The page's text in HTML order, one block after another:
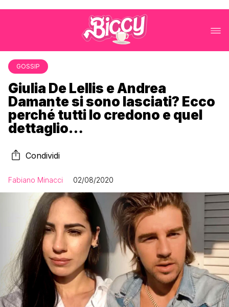
GOSSIP
Giulia De Lellis e Andrea
Damante si sono lasciati? Ecco
perché tutti lo credono e quel
dettaglio…
Condividi
Fabiano Minacci 02/08/2020